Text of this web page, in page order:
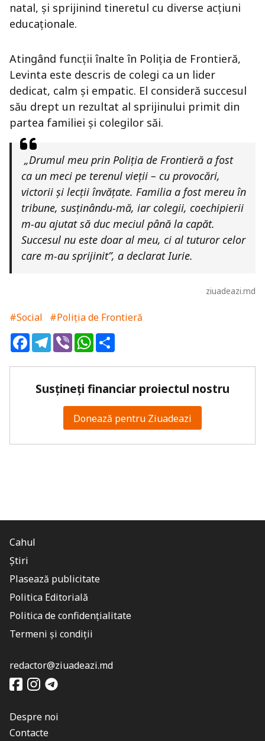
natal, și sprijinind tineretul cu diverse acțiuni
educaționale.
Atingând funcții înalte în Poliția de Frontieră,
Levinta este descris de colegi ca un lider
dedicat, calm și empatic. El consideră succesul
său drept un rezultat al sprijinului primit din
partea familiei și colegilor săi.
„Drumul meu prin Poliția de Frontieră a fost
ca un meci pe terenul vieții – cu provocări,
victorii și lecții învățate. Familia a fost mereu în
tribune, susținându-mă, iar colegii, coechipierii
m-au ajutat să duc meciul până la capăt.
Succesul nu este doar al meu, ci al tuturor celor
care m-au sprijinit”, a declarat Iurie.
ziuadeazi.md
#Social
#Poliția de Frontieră
FacebookTelegram
ViberWhatsApp
Susțineți financiar proiectul nostru
Donează pentru Ziuadeazi
Cahul
Știri
Plasează publicitate
Politica Editorială
Politica de confidențialitate
Termeni și condiții
redactor@ziuadeazi.md
Despre noi
Contacte